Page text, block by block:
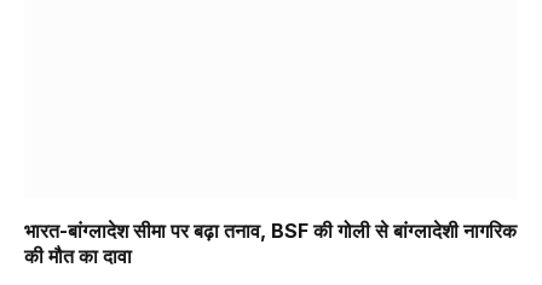
भारत-बांग्लादेश सीमा पर बढ़ा तनाव, BSF की गोली से बांग्लादेशी नागरिक
की मौत का दावा